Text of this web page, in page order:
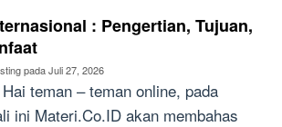
: Pengertian, Tujuan,
padaJuli 27, 2026
teman – teman online, pada
ini Materi.Co.ID akan membahas